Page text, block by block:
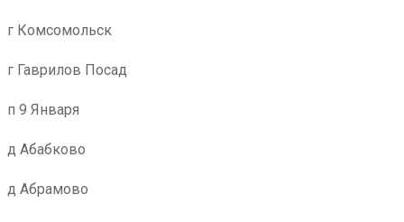
г Комсомольск
г Гаврилов Посад
п 9 Января
д Абабково
д Абрамово